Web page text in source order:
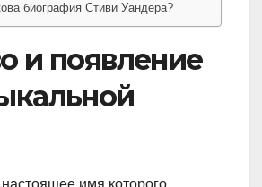
биография Стиви Уандера?
и появление
имя которого